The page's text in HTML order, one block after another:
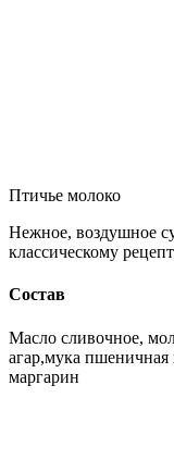
Птичье молоко
Нежное, воздушное
классическому
Состав
Масло сливочное,
агар,мука
маргарин